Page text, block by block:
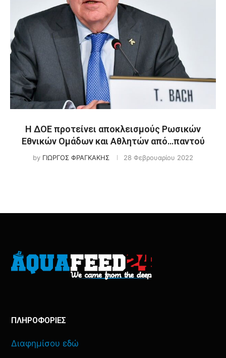
Η ΔΟΕ προτείνει αποκλεισμούς Ρωσικών
Εθνικών Ομάδων και Αθλητών από…παντού
by ΓΙΩΡΓΟΣ ΦΡΑΓΚΑΚΗΣ 28 Φεβρουαρίου 2022
ΠΛΗΡΟΦΟΡΙΕΣ
Διαφημίσου εδώ